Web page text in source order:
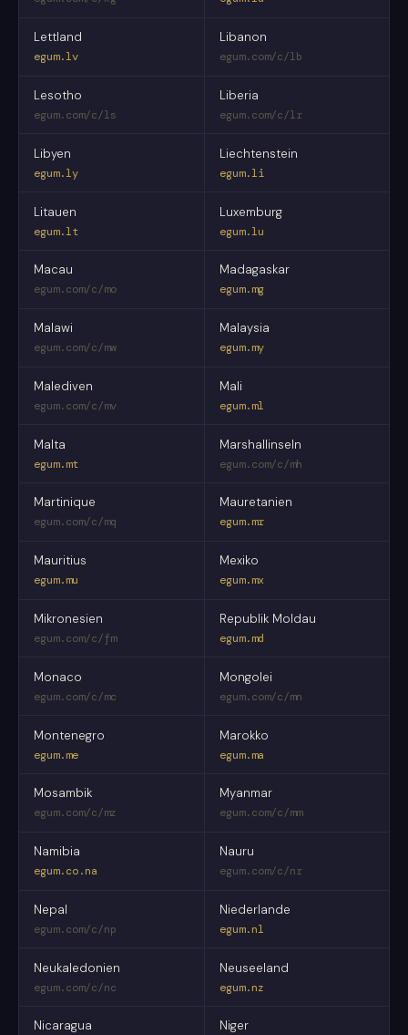
Lettland
egum.lv
Libanon
egum.com/c/lb
Lesotho
egum.com/c/ls
Liberia
egum.com/c/lr
Libyen
egum.ly
Liechtenstein
egum.li
Litauen
egum.lt
Luxemburg
egum.lu
Macau
egum.com/c/mo
Madagaskar
egum.mg
Malawi
egum.com/c/mw
Malaysia
egum.my
Malediven
egum.com/c/mv
Mali
egum.ml
Malta
egum.mt
Marshallinseln
egum.com/c/mh
Martinique
egum.com/c/mq
Mauretanien
egum.mr
Mauritius
egum.mu
Mexiko
egum.mx
Mikronesien
egum.com/c/fm
Republik Moldau
egum.md
Monaco
egum.com/c/mc
Mongolei
egum.com/c/mn
Montenegro
egum.me
Marokko
egum.ma
Mosambik
egum.com/c/mz
Myanmar
egum.com/c/mm
Namibia
egum.co.na
Nauru
egum.com/c/nr
Nepal
egum.com/c/np
Niederlande
egum.nl
Neukaledonien
egum.com/c/nc
Neuseeland
egum.nz
Nicaragua Niger